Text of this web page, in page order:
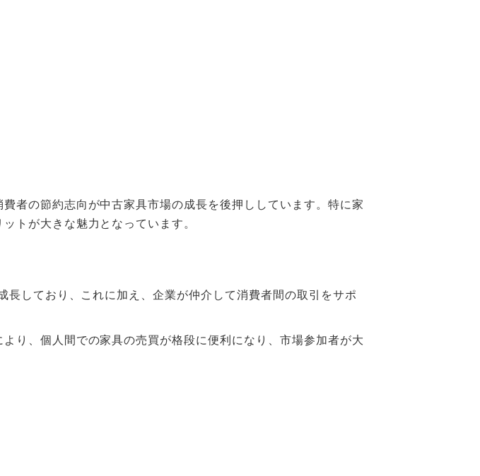
者の節約志向が中古家具市場の成長を後押ししています。特に家
トが大きな魅力となっています。
しており、これに加え、企業が仲介して消費者間の取引をサポ
り、個人間での家具の売買が格段に便利になり、市場参加者が大